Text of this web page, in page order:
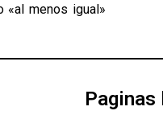
«al menos igual»
Paginas